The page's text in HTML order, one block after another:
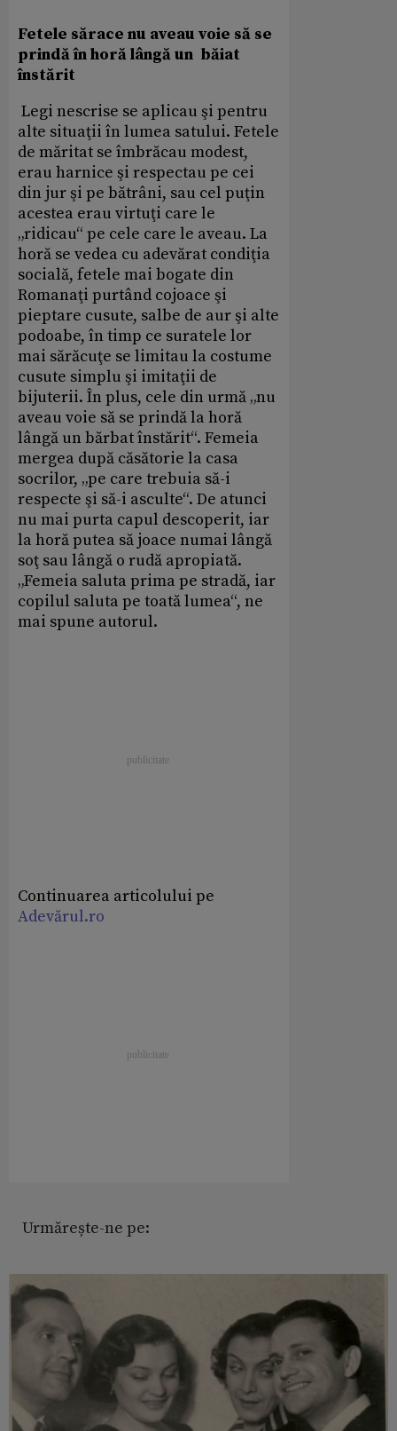
Fetele sărace nu aveau voie să se
prindă în horă lângă un băiat
înstărit
Legi nescrise se aplicau şi pentru
alte situaţii în lumea satului. Fetele
de măritat se îmbrăcau modest,
erau harnice şi respectau pe cei
din jur şi pe bătrâni, sau cel puţin
acestea erau virtuţi care le
„ridicau“ pe cele care le aveau. La
horă se vedea cu adevărat condiţia
socială, fetele mai bogate din
Romanaţi purtând cojoace şi
pieptare cusute, salbe de aur şi alte
podoabe, în timp ce suratele lor
mai sărăcuţe se limitau la costume
cusute simplu şi imitaţii de
bijuterii. În plus, cele din urmă „nu
aveau voie să se prindă la horă
lângă un bărbat înstărit“. Femeia
mergea după căsătorie la casa
socrilor, „pe care trebuia să-i
respecte şi să-i asculte“. De atunci
nu mai purta capul descoperit, iar
la horă putea să joace numai lângă
soţ sau lângă o rudă apropiată.
„Femeia saluta prima pe stradă, iar
copilul saluta pe toată lumea“, ne
mai spune autorul.
Continuarea articolului pe
Adevărul.ro
Urmărește-ne pe: